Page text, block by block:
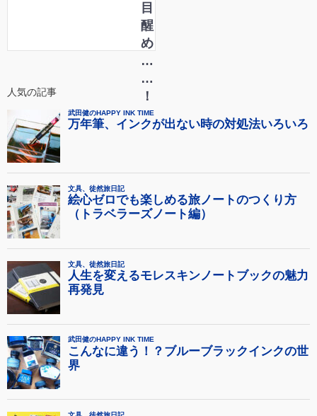
目
醒
め
…
…
！
人気の記事